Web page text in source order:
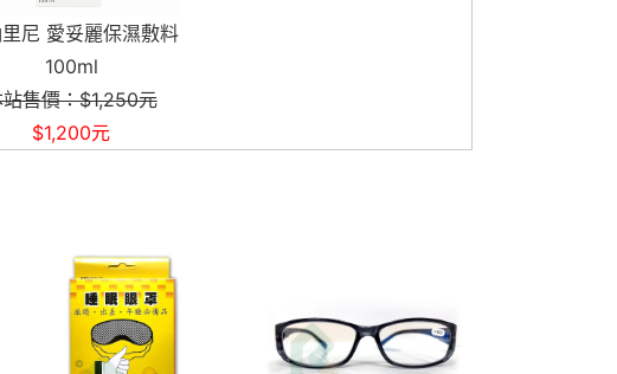
優若美痘痘貼 (未滅菌)薄
透型1.2cm 60個
本站售價：$229元